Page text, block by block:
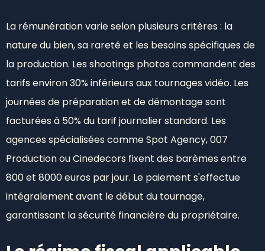
La rémunération varie selon plusieurs critères : la
nature du bien, sa rareté et les besoins spécifiques de
la production. Les shootings photos commandent des
tarifs environ 30% inférieurs aux tournages vidéo. Les
journées de préparation et de démontage sont
facturées à 50% du tarif journalier standard. Les
agences spécialisées comme Spot Agency, 007
Production ou Cinedecors fixent des barèmes entre
800 et 8000 euros par jour. Le paiement s'effectue
intégralement avant le début du tournage,
garantissant la sécurité financière du propriétaire.